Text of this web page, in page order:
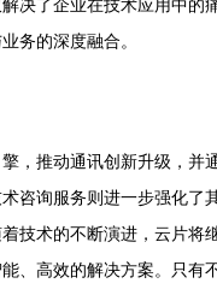
决了企业在技术应用中的
务的深度融合。
，推动通讯创新升级，并
咨询服务则进一步强化了
技术的不断演进，云片将
、高效的解决方案。只有